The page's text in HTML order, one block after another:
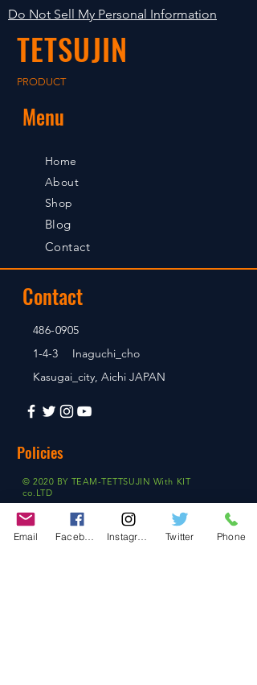
shipped in 2-5 days. Shipment to
foreign countries will be shipment
after payment confirmation.
Do Not Sell My Personal Information
TETSUJIN
PRODUCT
Menu
Home
About
Shop
Blog
Contact
Contact
486-0905
1-4-3 Inaguchi_cho
Kasugai_city, Aichi JAPAN
Policies
© 2020 BY TEAM-TETTSUJIN With KIT
co.LTD
Email Twitter Phone